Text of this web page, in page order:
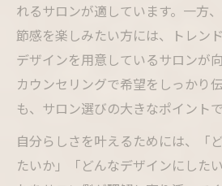
れるサロンが適しています。一方
節感を楽しみたい方には、トレン
デザインを用意しているサロンが
カウンセリングで希望をしっかり
も、サロン選びの大きなポイントで
自分らしさを叶えるためには、「
たいか」「どんなデザインにした